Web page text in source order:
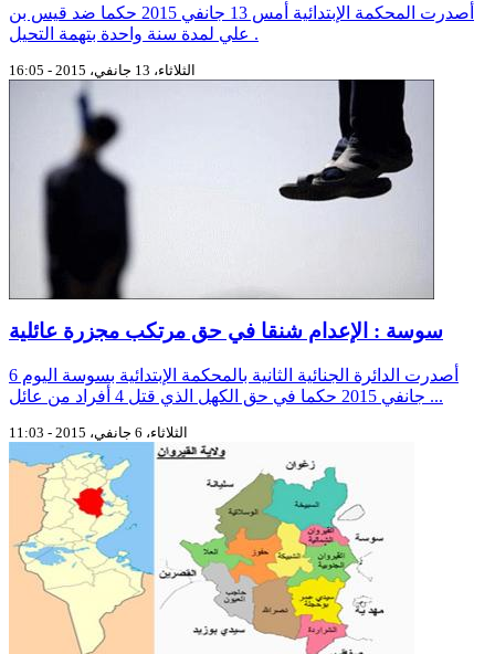
أصدرت المحكمة الإبتدائية أمس 13 جانفي 2015 حكما ضد قيس بن
علي لمدة سنة واحدة بتهمة التحيل .
الثلاثاء، 13 جانفي، 2015 - 16:05
سوسة : الإعدام شنقا في حق مرتكب مجزرة عائلية
أصدرت الدائرة الجنائية الثانية بالمحكمة الإبتدائية بسوسة اليوم 6
جانفي 2015 حكما في حق الكهل الذي قتل 4 أفراد من عائل ...
الثلاثاء، 6 جانفي، 2015 - 11:03